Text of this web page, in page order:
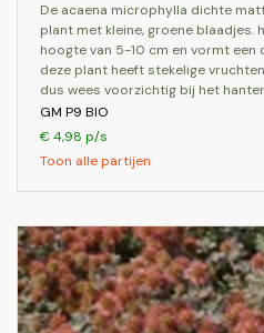
de acaena microphylla dichte matte is een bodembedekkende
plant met kleine, groene blaadjes.
hoogte van 5-10 cm en vormt
deze plant heeft stekelige
dus wees voorzichtig bij het
GM P9 BIO
€ 4,98 p/s
Toon alle partijen